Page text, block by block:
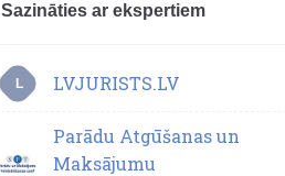
Sazināties ar ekspertiem
L LVJURISTS.LV
Parādu Atgūšanas un
Maksājumu